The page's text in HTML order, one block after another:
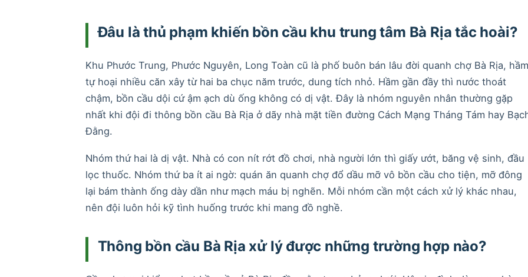
Đâu là thủ phạm khiến bồn cầu khu trung tâm Bà Rịa tắc hoài?
Khu Phước Trung, Phước Nguyên, Long Toàn cũ là phố buôn bán lâu đời quanh chợ Bà Rịa, hầm
tự hoại nhiều căn xây từ hai ba chục năm trước, dung tích nhỏ. Hầm gần đầy thì nước thoát
chậm, bồn cầu dội cứ ậm ạch dù ống không có dị vật. Đây là nhóm nguyên nhân thường gặp
nhất khi đội đi thông bồn cầu Bà Rịa ở dãy nhà mặt tiền đường Cách Mạng Tháng Tám hay
Đằng.
Nhóm thứ hai là dị vật. Nhà có con nít rớt đồ chơi, nhà người lớn thì giấy ướt, băng vệ sinh, đầu
lọc thuốc. Nhóm thứ ba ít ai ngờ: quán ăn quanh chợ đổ dầu mỡ vô bồn cầu cho tiện, mỡ đông
lại bám thành ống dày dần như mạch máu bị nghẽn. Mỗi nhóm cần một cách xử lý khác nhau,
nên đội luôn hỏi kỹ tình huống trước khi mang đồ nghề.
Thông bồn cầu Bà Rịa xử lý được những trường hợp nào?